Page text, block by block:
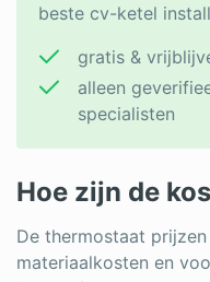
beste cv-ketel
gratis &
alleen
specialisten
Hoe zijn de
De thermostaat
materiaalkosten en